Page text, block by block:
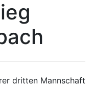
dritten Mannschaft